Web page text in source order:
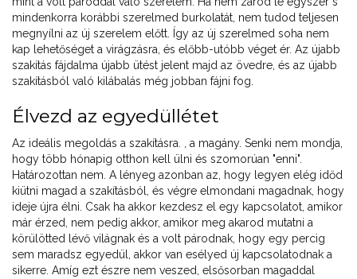
mindenkorra korábbi szerelmed burkolatát, nem tudod teljesen
megnyílni az új szerelem előtt. Így az új szerelmed soha nem
kap lehetőséget a virágzásra, és előbb-utóbb véget ér. Az újabb
szakítás fájdalma újabb ütést jelent majd az övedre, és az újabb
szakításból való kilábalás még jobban fájni fog.
Élvezd az egyedüllétet
Az ideális megoldás a szakításra. , a magány. Senki nem mondja,
hogy több hónapig otthon kell ülni és szomorúan "enni".
Határozottan nem. A lényeg azonban az, hogy legyen elég időd
kiütni magad a szakításból, és végre elmondani magadnak, hogy
ideje újra élni. Csak ha akkor kezdesz el egy kapcsolatot, amikor
már érzed, nem pedig akkor, amikor meg akarod mutatni a
körülötted lévő világnak és a volt párodnak, hogy egy percig
sem maradsz egyedül, akkor van esélyed új kapcsolatodnak a
sikerre. Amíg ezt észre nem veszed, elsősorban magaddal